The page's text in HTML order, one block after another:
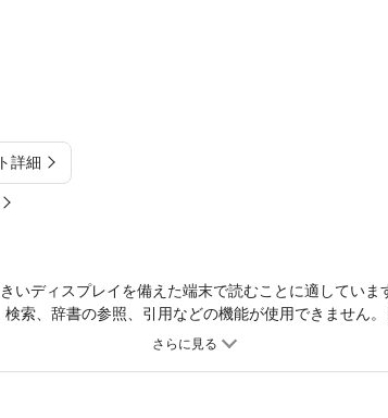
詳細
いディスプレイを備えた端末で読むことに適していま
索、辞書の参照、引用などの機能が使用できません
り物入りでプロデビューし、プロの世界でも連戦連勝
ほか）／【第２章】魔神の眼 推理編（読みの概念